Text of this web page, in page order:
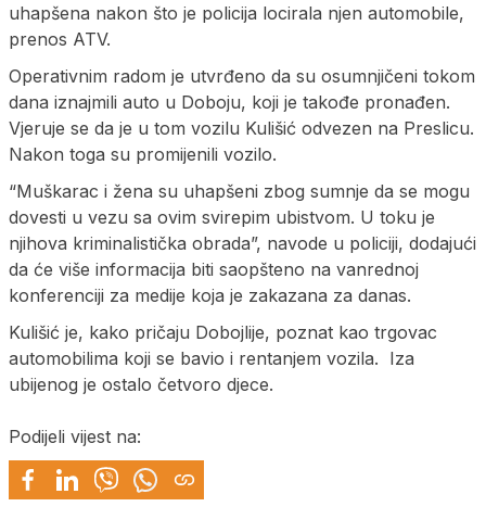
uhapšena nakon što je policija locirala njen automobile,
prenos ATV.
Operativnim radom je utvrđeno da su osumnjičeni tokom
dana iznajmili auto u Doboju, koji je takođe pronađen.
Vjeruje se da je u tom vozilu Kulišić odvezen na Preslicu.
Nakon toga su promijenili vozilo.
“Muškarac i žena su uhapšeni zbog sumnje da se mogu
dovesti u vezu sa ovim svirepim ubistvom. U toku je
njihova kriminalistička obrada”, navode u policiji, dodajući
da će više informacija biti saopšteno na vanrednoj
konferenciji za medije koja je zakazana za danas.
Kulišić je, kako pričaju Dobojlije, poznat kao trgovac
automobilima koji se bavio i rentanjem vozila. Iza
ubijenog je ostalo četvoro djece.
Podijeli vijest na: